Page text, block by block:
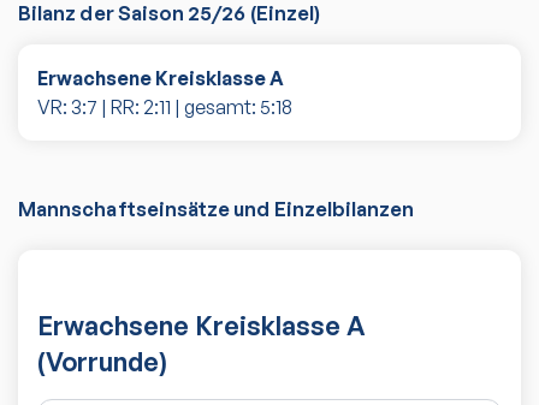
Bilanz der Saison 25/26 (Einzel)
Erwachsene Kreisklasse A
VR: 3:7 | RR: 2:11 | gesamt: 5:18
Mannschaftseinsätze und Einzelbilanzen
Erwachsene Kreisklasse A
(Vorrunde)